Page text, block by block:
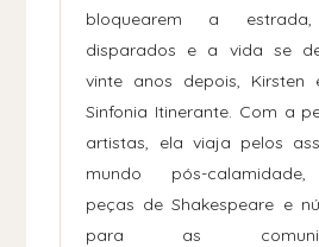
bloquearem a
disparados e a vida se
vinte anos depois,
Sinfonia Itinerante. Com a
artistas, ela viaja pelos
mundo pós-calamidade,
peças de Shakespeare e
para as